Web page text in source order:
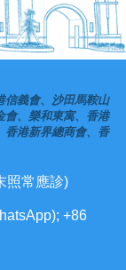
信義會、沙田馬鞍山
會、樂和東寓、香港
香港新界總商會、香
照常應診)
+86